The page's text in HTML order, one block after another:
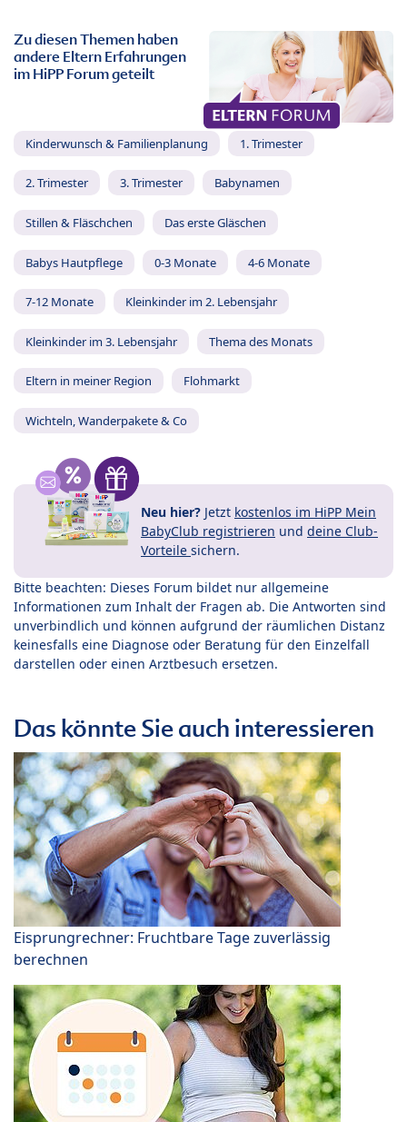
Zu diesen Themen haben
andere Eltern Erfahrungen
im HiPP Forum geteilt
Kinderwunsch & Familienplanung 1. Trimester
2. Trimester 3. Trimester Babynamen
Stillen & Fläschchen Das erste Gläschen
Babys Hautpflege 0-3 Monate 4-6 Monate
7-12 Monate Kleinkinder im 2. Lebensjahr
Kleinkinder im 3. Lebensjahr Thema des Monats
Eltern in meiner Region Flohmarkt
Wichteln, Wanderpakete & Co
Neu hier? Jetzt kostenlos im HiPP Mein
BabyClub registrieren und deine Club-
Vorteile sichern.
Bitte beachten: Dieses Forum bildet nur allgemeine
Informationen zum Inhalt der Fragen ab. Die Antworten sind
unverbindlich und können aufgrund der räumlichen Distanz
keinesfalls eine Diagnose oder Beratung für den Einzelfall
darstellen oder einen Arztbesuch ersetzen.
Das könnte Sie auch interessieren
Eisprungrechner: Fruchtbare Tage zuverlässig
berechnen